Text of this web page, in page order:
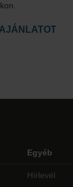
Egyéb
Hírlevél